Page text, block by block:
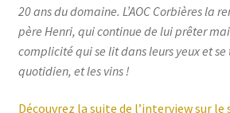
20 ans du domaine. L’AOC Corbières la
père Henri, qui continue de lui prêter
complicité qui se lit dans leurs yeux et
quotidien, et les vins !
Découvrez la suite de l’interview sur le